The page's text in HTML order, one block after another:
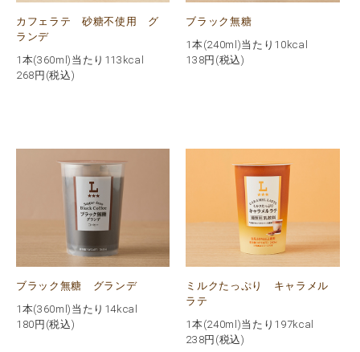
カフェラテ 砂糖不使用 グ
ランデ
1本(360ml)当たり113kcal
268 円(税込)
ブラック無糖
1本(240ml)当たり10kcal
138円(税込)
ブラック無糖 グランデ
1本(360ml)当たり14kcal
180 円(税込)
ミルクたっぷり キャラメル
ラテ
1本(240ml)当たり197kcal
238円(税込)